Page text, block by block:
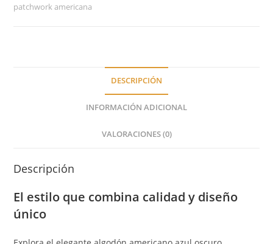
patchwork americana
DESCRIPCIÓN
INFORMACIÓN ADICIONAL
VALORACIONES (0)
Descripción
El estilo que combina calidad y diseño
único